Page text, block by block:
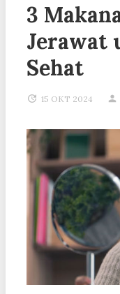
3
Jerawat
Sehat
15 OKT 2024